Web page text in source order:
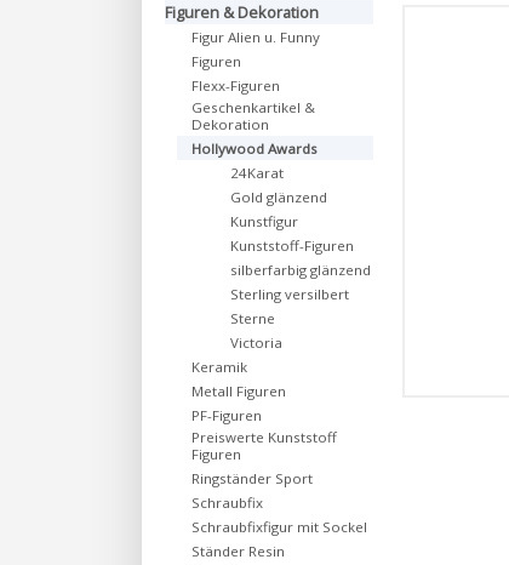
Figuren & Dekoration
Figur Alien u. Funny
Figuren
Flexx-Figuren
Geschenkartikel &
Dekoration
Hollywood Awards
24Karat
Gold glänzend
Kunstfigur
Kunststoff-Figuren
silberfarbig glänzend
Sterling versilbert
Sterne
Victoria
Keramik
Metall Figuren
PF-Figuren
Preiswerte Kunststoff
Figuren
Ringständer Sport
Schraubfix
Schraubfixfigur mit Sockel
Ständer Resin